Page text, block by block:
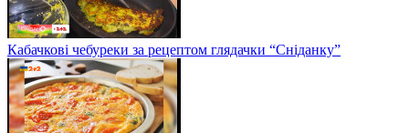
Кабачкові чебуреки за рецептом глядачки “Сніданку”